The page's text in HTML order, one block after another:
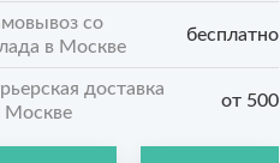
со
в Москве
бесплатно
доставка
Москве
от 500